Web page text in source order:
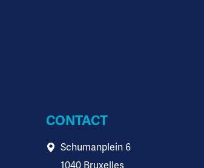
CONTACT
Schumanplein 6
1040 Bruxelles